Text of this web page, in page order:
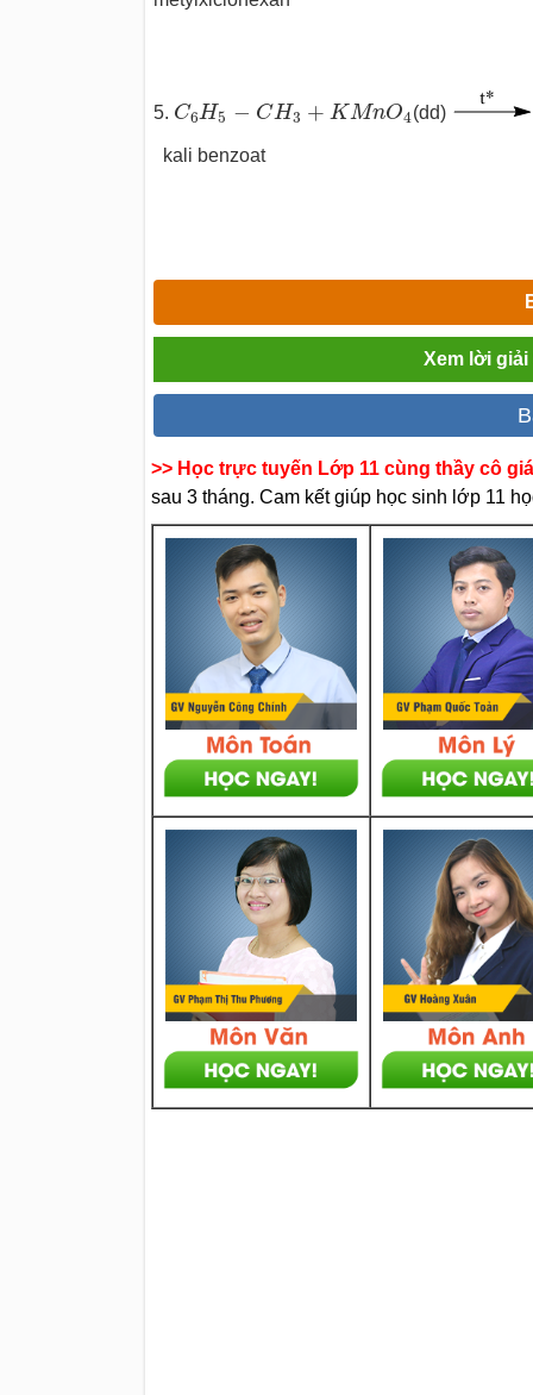
5. C6H5 − CH3 + KMnO4
C6H CH3+ K MnO4 (dd)
kali benzoat
Xem lời giải
>> Học trực tuyến Lớp 11 cùng thầy cô
sau 3 tháng. Cam kết giúp học sinh lớp 11